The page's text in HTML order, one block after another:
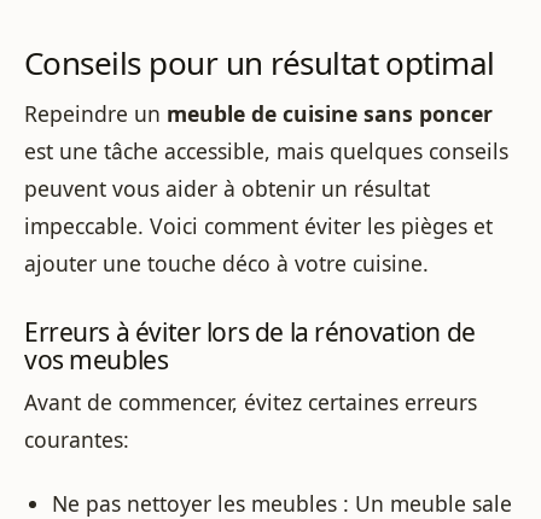
Conseils pour un résultat optimal
Repeindre un meuble de cuisine sans poncer
est une tâche accessible, mais quelques conseils
peuvent vous aider à obtenir un résultat
impeccable. Voici comment éviter les pièges et
ajouter une touche déco à votre cuisine.
Erreurs à éviter lors de la rénovation de
vos meubles
Avant de commencer, évitez certaines erreurs
courantes:
Ne pas nettoyer les meubles : Un meuble sale